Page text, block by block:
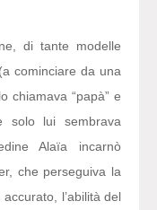
di tante modelle
cominciare da una
chiamava “papà” e
solo lui sembrava
Alaïa incarnò
che perseguiva la
l’abilità del